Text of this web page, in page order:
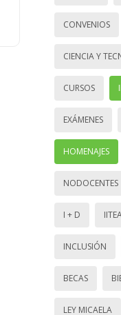
CONVENIOS
CIENCIA Y
CURSOS
EXÁMENES
HOMENAJES
NODOCENTES
I + D
INCLUSIÓN
BECAS
LEY MICAELA